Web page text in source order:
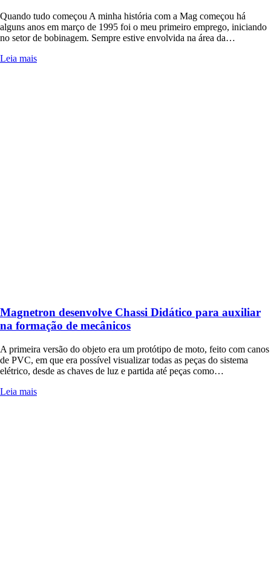
Quando tudo começou A minha história com a Mag começou há
alguns anos em março de 1995 foi o meu primeiro emprego, iniciando
no setor de bobinagem. Sempre estive envolvida na área da…
Leia mais
Magnetron desenvolve Chassi Didático para auxiliar
na formação de mecânicos
A primeira versão do objeto era um protótipo de moto, feito com canos
de PVC, em que era possível visualizar todas as peças do sistema
elétrico, desde as chaves de luz e partida até peças como…
Leia mais